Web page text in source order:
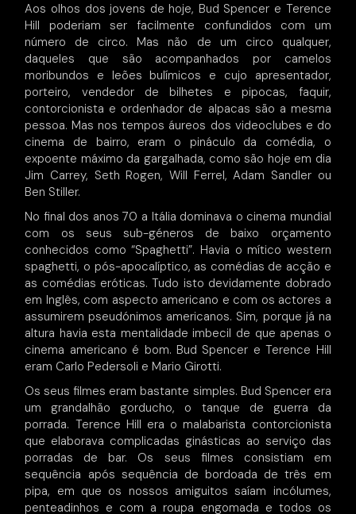
Aos olhos dos jovens de hoje, Bud Spencer e Terence
Hill poderiam ser facilmente confundidos com um
número de circo. Mas não de um circo qualquer,
daqueles que são acompanhados por camelos
moribundos e leões bulímicos e cujo apresentador,
porteiro, vendedor de bilhetes e pipocas, faquir,
contorcionista e ordenhador de alpacas são a mesma
pessoa. Mas nos tempos áureos dos videoclubes e do
cinema de bairro, eram o pináculo da comédia, o
expoente máximo da gargalhada, como são hoje em dia
Jim Carrey, Seth Rogen, Will Ferrel, Adam Sandler ou
Ben Stiller.
No final dos anos 70 a Itália dominava o cinema mundial
com os seus sub-géneros de baixo orçamento
conhecidos como “Spaghetti”. Havia o mítico western
spaghetti, o pós-apocalíptico, as comédias de acção e
as comédias eróticas. Tudo isto devidamente dobrado
em Inglês, com aspecto americano e com os actores a
assumirem pseudónimos americanos. Sim, porque já na
altura havia esta mentalidade imbecil de que apenas o
cinema americano é bom. Bud Spencer e Terence Hill
eram Carlo Pedersoli e Mario Girotti.
Os seus filmes eram bastante simples. Bud Spencer era
um grandalhão gorducho, o tanque de guerra da
porrada. Terence Hill era o malabarista contorcionista
que elaborava complicadas ginásticas ao serviço das
porradas de bar. Os seus filmes consistiam em
sequência após sequência de bordoada de três em
pipa, em que os nossos amiguitos saíam incólumes,
penteadinhos e com a roupa engomada e todos os